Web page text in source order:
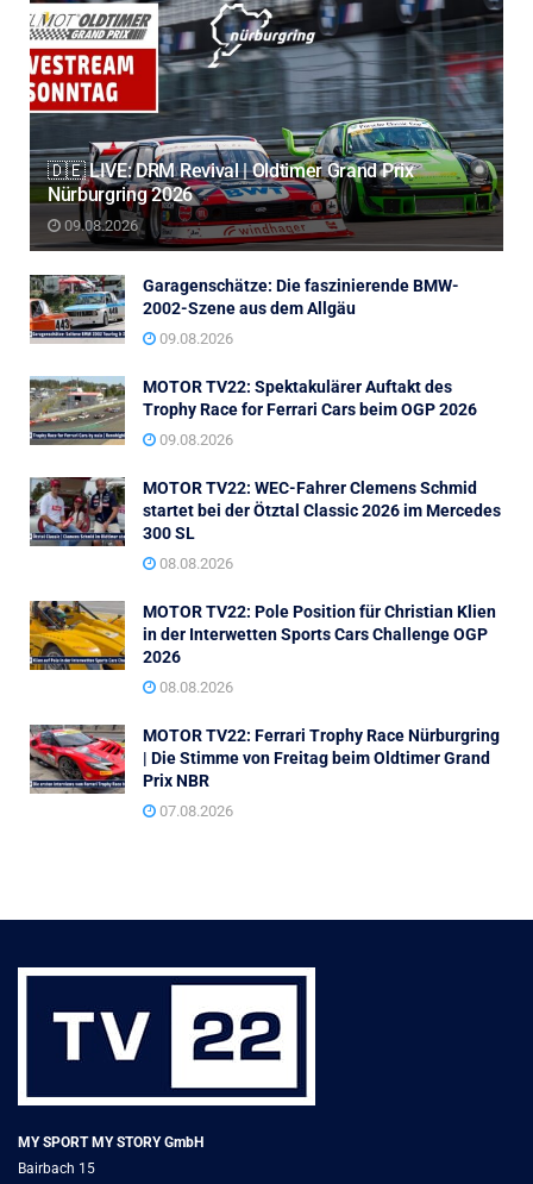
🇩🇪 LIVE: DRM Revival | Oldtimer Grand Prix
Nürburgring 2026
09.08.2026
Garagenschätze: Die faszinierende BMW-
2002-Szene aus dem Allgäu
09.08.2026
MOTOR TV22: Spektakulärer Auftakt des
Trophy Race for Ferrari Cars beim OGP 2026
09.08.2026
MOTOR TV22: WEC-Fahrer Clemens Schmid
startet bei der Ötztal Classic 2026 im Mercedes
300 SL
08.08.2026
MOTOR TV22: Pole Position für Christian Klien
in der Interwetten Sports Cars Challenge OGP
2026
08.08.2026
MOTOR TV22: Ferrari Trophy Race Nürburgring
| Die Stimme von Freitag beim Oldtimer Grand
Prix NBR
07.08.2026
MY SPORT MY STORY GmbH
Bairbach 15